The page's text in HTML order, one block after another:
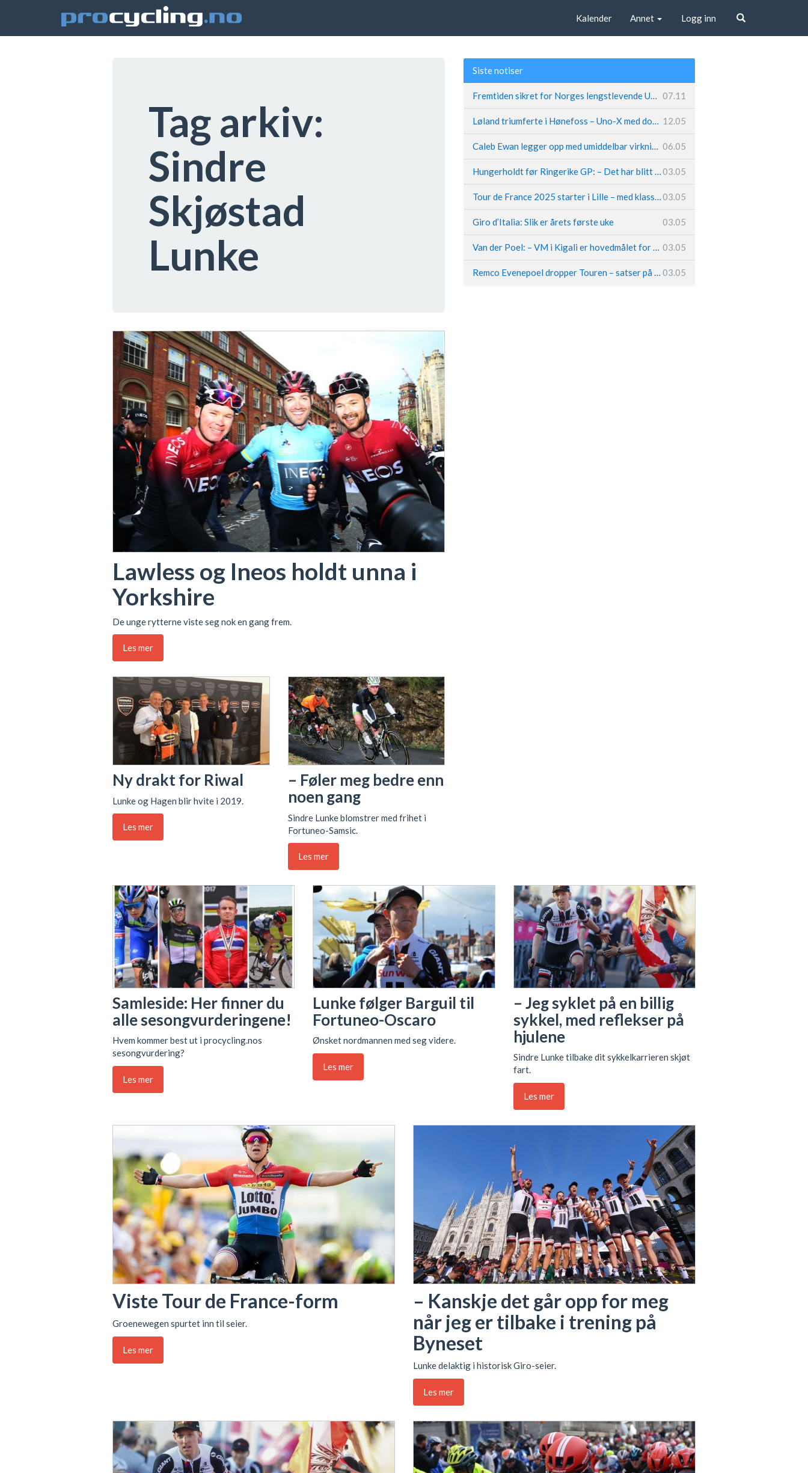
Kalender Annet Logg inn
Tag arkiv:
Sindre
Skjøstad
Lunke
Lawless og Ineos holdt unna i
Yorkshire
De unge rytterne viste seg nok en gang frem.
Les mer
Ny drakt for Riwal
Lunke og Hagen blir hvite i 2019.
Les mer
– Føler meg bedre enn
noen gang
Sindre Lunke blomstrer med frihet i
Fortuneo-Samsic.
Les mer
Siste notiser
Fremtiden sikret for Norges lengstlevende UCI-lag – Kristoff trer inn i sentral rolle 07.11
Løland triumferte i Hønefoss – Uno-X med dobbeltslag på hjemmebane 12.05
Caleb Ewan legger opp med umiddelbar virkning 06.05
Hungerholdt før Ringerike GP: – Det har blitt en livsstil03.05
Tour de France 2025 starter i Lille – med klassikerpreg03.05
Giro d’Italia: Slik er årets første uke 03.05
Van der Poel: – VM i Kigali er hovedmålet for 2025 03.05
Remco Evenepoel dropper Touren – satser på OL og Vueltaen 03.05
Samleside: Her finner du
alle sesongvurderingene!
Hvem kommer best ut i procycling.nos
sesongvurdering?
Les mer
Lunke følger Barguil til
Fortuneo-Oscaro
Ønsket nordmannen med seg videre.
Les mer
– Jeg syklet på en billig
sykkel, med reflekser på
hjulene
Sindre Lunke tilbake dit sykkelkarrieren skjøt
fart.
Les mer
Viste Tour de France-form
Groenewegen spurtet inn til seier.
Les mer
– Kanskje det går opp for meg
når jeg er tilbake i trening på
Byneset
Lunke delaktig i historisk Giro-seier.
Les mer